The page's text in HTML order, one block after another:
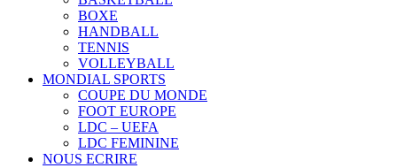
BOXE
HANDBALL
TENNIS
VOLLEYBALL
MONDIAL SPORTS
COUPE DU MONDE
FOOT EUROPE
LDC – UEFA
LDC FEMININE
NOUS ECRIRE